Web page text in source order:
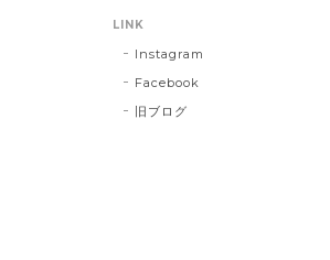
LINK
Instagram
Facebook
旧ブログ